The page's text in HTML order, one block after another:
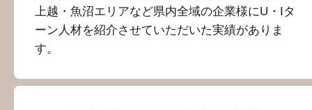
上越・魚沼エリアなど県内全域の企業様にU・Iタ
ーン人材を紹介させていただいた実績がありま
す。